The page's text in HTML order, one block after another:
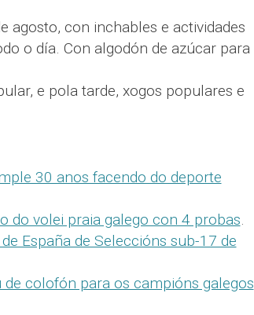
agosto, con inchables e actividades
o día. Con algodón de azúcar para
e pola tarde, xogos populares e
30 anos facendo do deporte
do volei praia galego con 4 probas.
España de Seleccións sub-17 de
de colofón para os campións galegos